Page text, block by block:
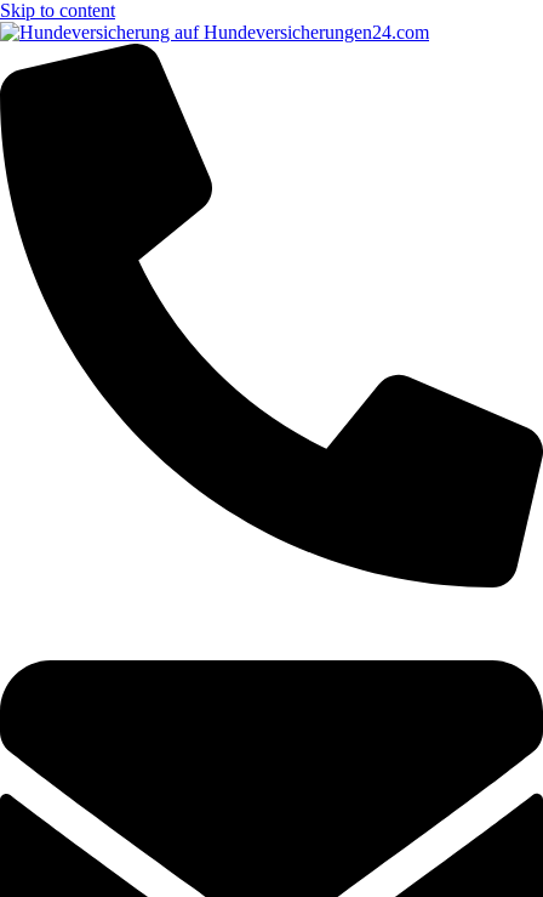
Skip to content